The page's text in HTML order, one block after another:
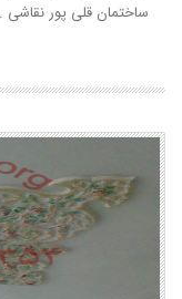
ساختمان قلی پور نقاشی